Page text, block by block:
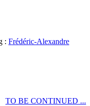
: Frédéric-Alexandre
TO BE CONTINUED ...